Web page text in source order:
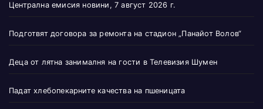
Централна емисия новини, 7 август 2026 г.
Подготвят договора за ремонта на стадион „Панайот Волов“
Деца от лятна занималня на гости в Телевизия Шумен
Падат хлебопекарните качества на пшеницата